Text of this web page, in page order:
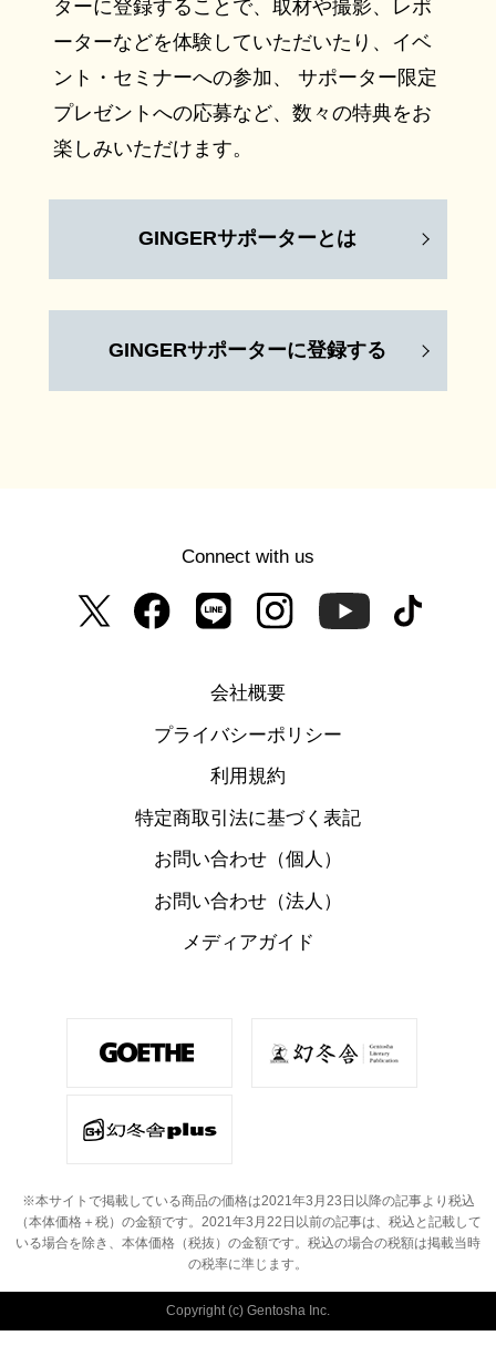
ターに登録することで、取材や撮影、レポ
ーターなどを体験していただいたり、イベ
ント・セミナーへの参加、 サポーター限定
プレゼントへの応募など、数々の特典をお
楽しみいただけます。
GINGERサポーターとは
GINGERサポーターに登録する
Connect with us
会社概要
プライバシーポリシー
利用規約
特定商取引法に基づく表記
お問い合わせ（個人）
お問い合わせ（法人）
メディアガイド
※本サイトで掲載している商品の価格は2021年3月23日以降の記事より税込
（本体価格＋税）の金額です。
2021年3月22日以前の記事は、税込と記載して
いる場合を除き、本体価格（税抜）の金額です。 税込の場合の税額は掲載当時
の税率に準じます。
Copyright (c) Gentosha Inc.